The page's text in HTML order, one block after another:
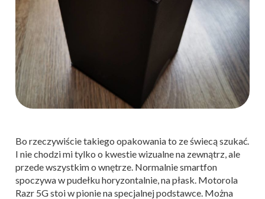
Bo rzeczywiście takiego opakowania to ze świecą szukać.
I nie chodzi mi tylko o kwestie wizualne na zewnątrz, ale
przede wszystkim o wnętrze. Normalnie smartfon
spoczywa w pudełku horyzontalnie, na płask. Motorola
Razr 5G stoi w pionie na specjalnej podstawce. Można